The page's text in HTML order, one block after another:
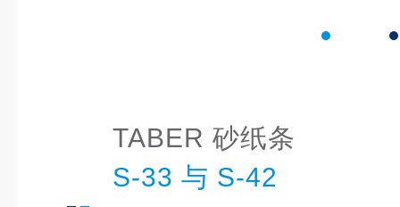
TABER 砂纸条
S-33 与 S-42